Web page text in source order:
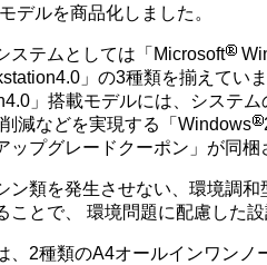
デルを商品化しました。
テムとしては「Microsoft
」の3種類を揃えてい
」搭載モデルには、システ
減などを実現する「Windows
ップグレードクーポン」が同梱
類を発生させない、環境調和
ことで、 環境問題に配慮した
2種類のA4オールインワンノ